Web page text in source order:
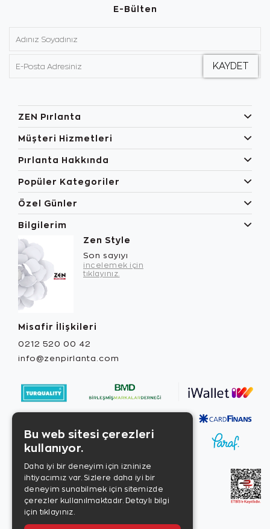
E-Bülten
ZEN Pırlanta
Müşteri Hizmetleri
Pırlanta Hakkında
Popüler Kategoriler
Özel Günler
Bilgilerim
Zen Style
Son sayıyı
incelemek için
tıklayınız.
Misafir İlişkileri
0212 520 00 42
info@zenpirlanta.com
Bu web sitesi çerezleri
kullanıyor.
Daha iyi bir deneyim için izninize
ihtiyacımız var. Sizlere daha iyi bir
deneyim sunabilmek için sitemizde
çerezler kullanılmaktadır. Detaylı bilgi
için tıklayınız.